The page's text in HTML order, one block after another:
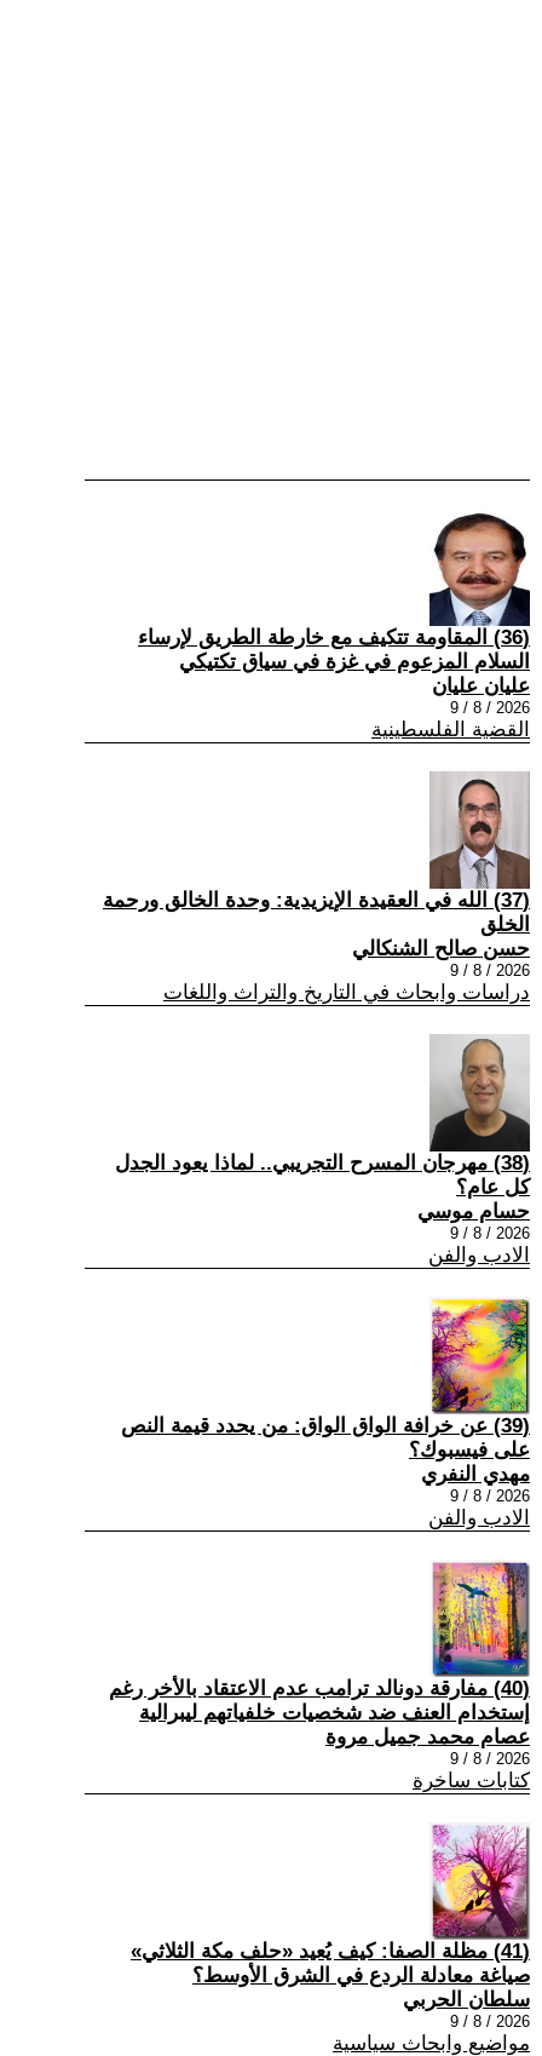
(36) المقاومة تتكيف مع خارطة الطريق لإرساء
السلام المزعوم في غزة في سياق تكتيكي
عليان عليان
2026 / 8 / 9
القضية الفلسطينية
(37) الله في العقيدة الإيزيدية: وحدة الخالق ورحمة
الخلق
حسن صالح الشنكالي
2026 / 8 / 9
دراسات وابحاث في التاريخ والتراث واللغات
(38) مهرجان المسرح التجريبي.. لماذا يعود الجدل
كل عام؟
حسام موسي
2026 / 8 / 9
الادب والفن
(39) عن خرافة الواق الواق: من يحدد قيمة النص
على فيسبوك؟
مهدي النفري
2026 / 8 / 9
الادب والفن
(40) مفارقة دونالد ترامب عدم الاعتقاد بالأخر رغم
إستخدام العنف ضد شخصيات خلفياتهم ليبرالية
عصام محمد جميل مروة
2026 / 8 / 9
كتابات ساخرة
(41) مظلة الصفا: كيف يُعيد «حلف مكة الثلاثي»
صياغة معادلة الردع في الشرق الأوسط؟
سلطان الحربي
2026 / 8 / 9
مواضيع وابحاث سياسية